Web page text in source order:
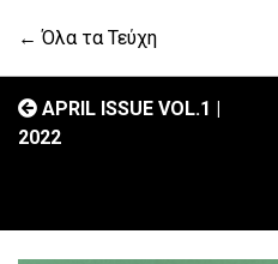
← Όλα τα Τεύχη
APRIL ISSUE VOL.1 |
2022